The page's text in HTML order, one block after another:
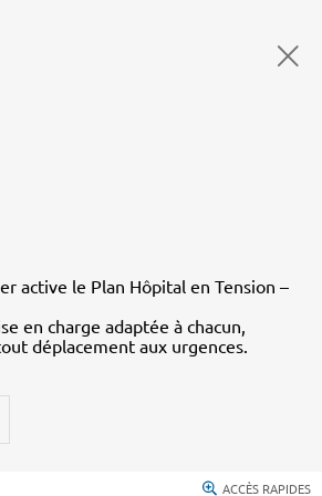
active le Plan Hôpital en Tension –
en charge adaptée à chacun,
déplacement aux urgences.
ACCÈS RAPIDES